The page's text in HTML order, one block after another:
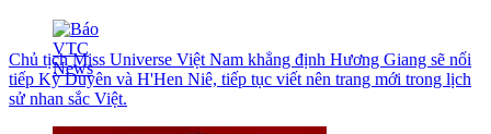
Chủ tịch Miss Universe Việt Nam khẳng định Hương Giang sẽ nối
tiếp Kỳ Duyên và H'Hen Niê, tiếp tục viết nên trang mới trong lịch
sử nhan sắc Việt.